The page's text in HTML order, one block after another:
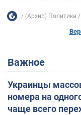
(Архив) Политика
Важное
Украинцы
номера на
чаще всего